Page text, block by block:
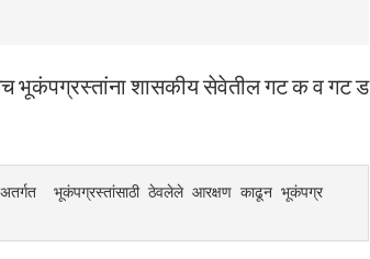
भूकंपग्रस्‍तांना शासकीय सेवेतील गट क व गट ड
भूकंपग्रस्तांसाठी ठेवलेले आरक्षण काढून भूकंपग्र